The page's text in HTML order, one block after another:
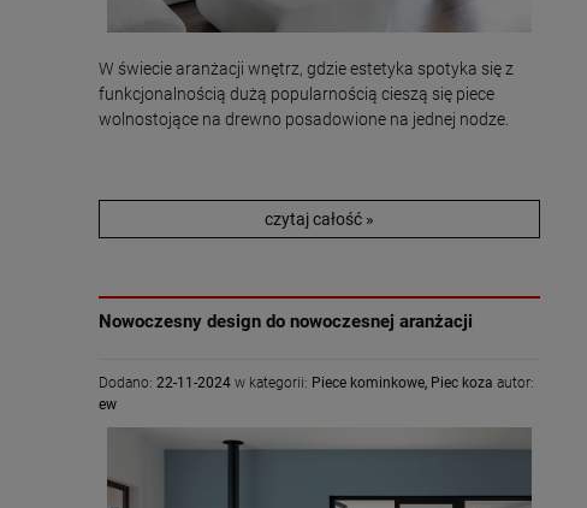
W świecie aranżacji wnętrz, gdzie estetyka spotyka się z
funkcjonalnością dużą popularnością cieszą się piece
wolnostojące na drewno posadowione na jednej nodze.
czytaj całość »
Nowoczesny design do nowoczesnej aranżacji
Dodano: 22-11-2024 w kategorii: Piece kominkowe, Piec koza autor:
ew